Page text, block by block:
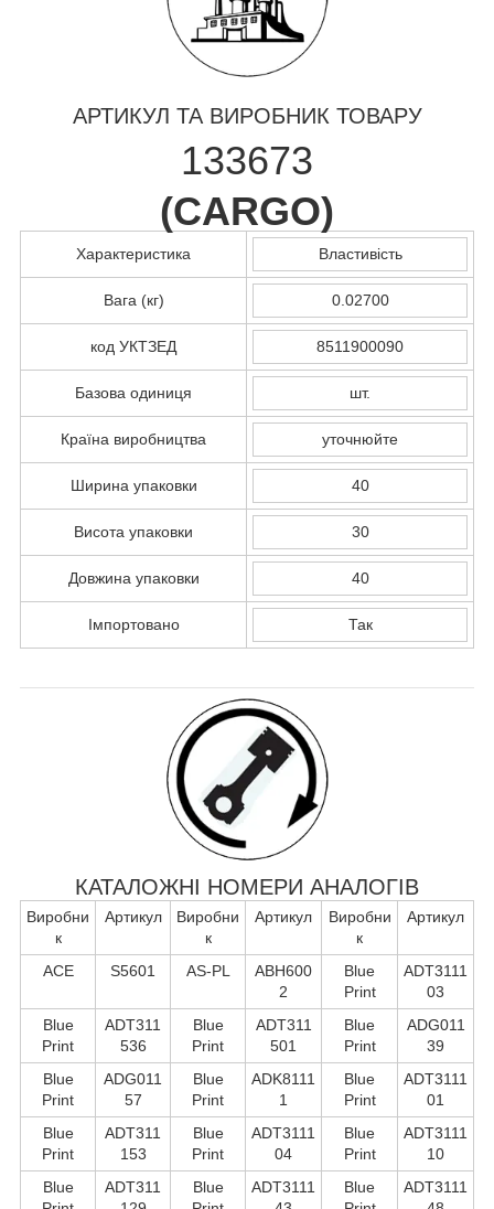
АРТИКУЛ ТА ВИРОБНИК ТОВАРУ
133673
(CARGO)
Характеристика Властивість
Вага (кг) 0.02700
код УКТЗЕД 8511900090
Базова одиниця шт.
Країна виробництва уточнюйте
Ширина упаковки 40
Висота упаковки 30
Довжина упаковки 40
Імпортовано Так
КАТАЛОЖНІ НОМЕРИ АНАЛОГІВ
Виробни
к
Артикул
Виробни
к
Артикул
Виробни
к
Артикул
ACE S5601 AS-PL
ABH600
2
Blue
Print
ADT3111
03
Blue
Print
ADT311
536
Blue
Print
ADT311
501
Blue
Print
ADG011
39
Blue
Print
ADG011
57
Blue
Print
ADK8111
1
Blue
Print
ADT3111
01
Blue
Print
ADT311
153
Blue
Print
ADT3111
04
Blue
Print
ADT3111
10
Blue
ADT311
Blue
ADT3111
Blue
ADT3111